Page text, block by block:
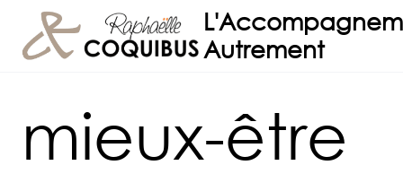
contenu
Autrement
mieux-être